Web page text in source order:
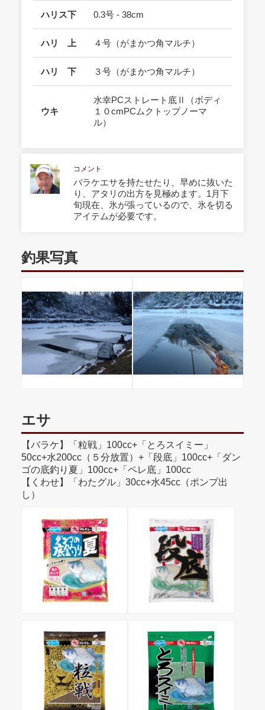
ハリス下 0.3号 - 38cm
ハリ 上 ４号（がまかつ角マルチ）
ハリ 下 ３号（がまかつ角マルチ）
ウキ
水幸PCストレート底Ⅱ（ボディ
１０cmPCムクトップノーマ
ル）
コメント
バラケエサを持たせたり、早めに抜いた
り、アタリの出方を見極めます。1月下
旬現在、氷が張っているので、氷を切る
アイテムが必要です。
釣果写真
エサ
【バラケ】「粒戦」100cc+「とろスイミー」
50cc+水200cc（５分放置）+「段底」100cc+「ダン
ゴの底釣り夏」100cc+「ペレ底」100cc
【くわせ】「わたグル」30cc+水45cc（ポンプ出
し）